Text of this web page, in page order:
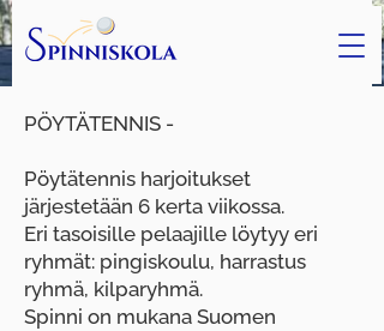
PÖYTÄTENNIS -
Pöytätennis harjoitukset
järjestetään 6 kerta viikossa.
Eri tasoisille pelaajille löytyy eri
ryhmät: pingiskoulu, harrastus
ryhmä, kilparyhmä.
Spinni on mukana Suomen